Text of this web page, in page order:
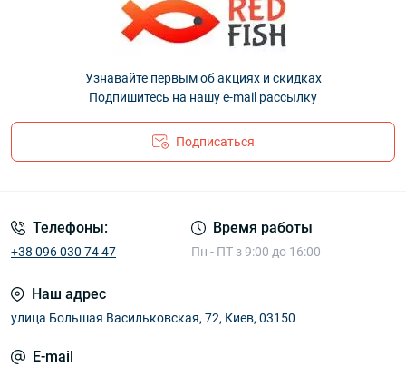
Узнавайте первым об акциях и скидках
Подпишитесь на нашу e-mail рассылку
Подписаться
Телефоны:
+38 096 030 74 47
Время работы
Пн - ПТ з 9:00 до 16:00
Наш адрес
улица Большая Васильковская, 72, Киев, 03150
E-mail